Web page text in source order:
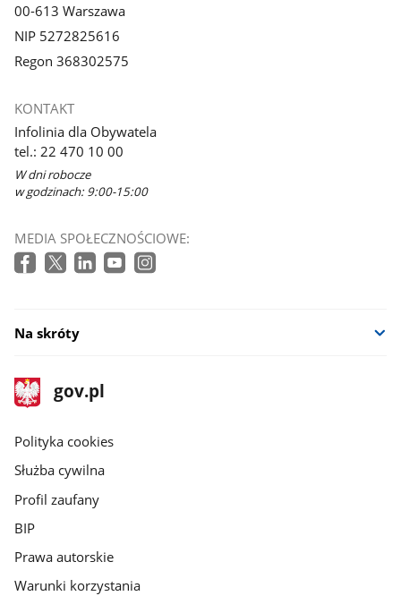
00-613 Warszawa
NIP 5272825616
Regon 368302575
KONTAKT
Infolinia dla Obywatela
tel.: 22 470 10 00
W dni robocze
w godzinach: 9:00-15:00
MEDIA SPOŁECZNOŚCIOWE:
Na skróty
stopka
gov.pl
Strona
gov.pl
gov.pl
Polityka cookies
Służba cywilna
Profil zaufany
BIP
Prawa autorskie
Warunki korzystania